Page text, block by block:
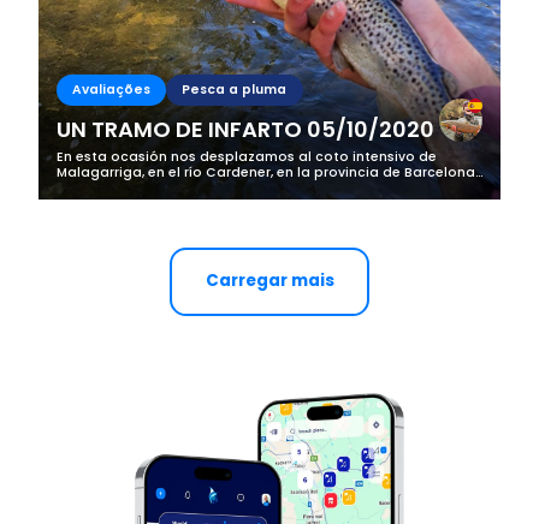
Avaliações Pesca a pluma
UN TRAMO DE INFARTO 05/10/2020
En esta ocasión nos desplazamos al coto intensivo de
Malagarriga, en el río Cardener, en la provincia de Barcelona,
para ayudar en el campeonato de Cataluña de Salmónidos
Mosca Juventud 2020....
Carregar mais